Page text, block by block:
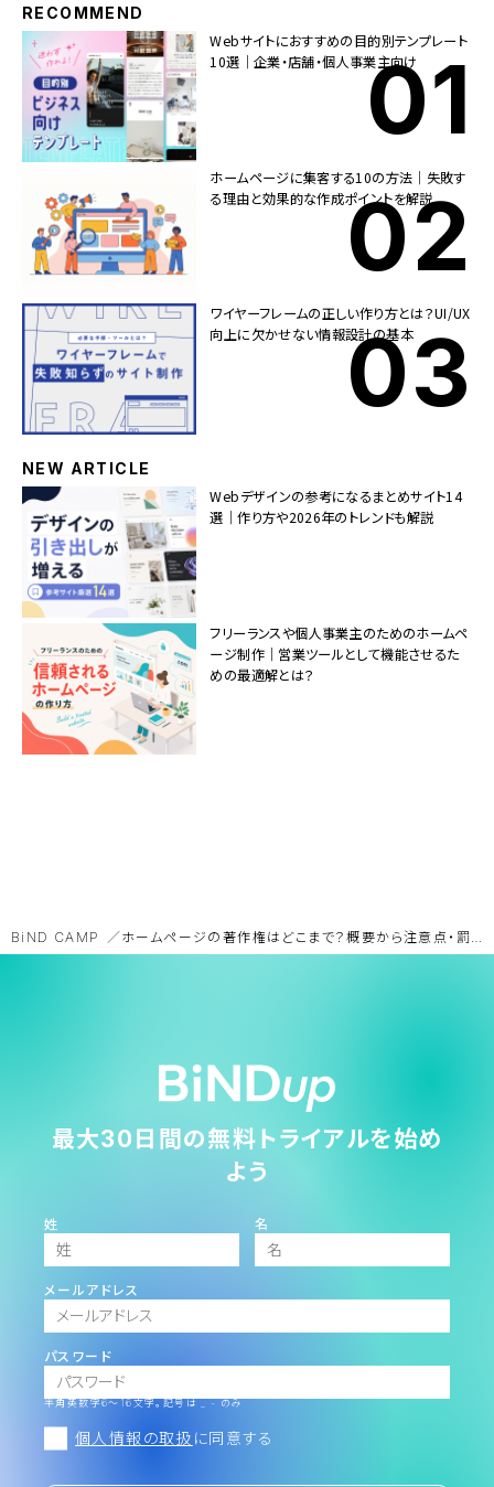
RECOMMEND
Webサイトにおすすめの目的別テンプレート
10選｜企業・店舗・個人事業主向け
ホームページに集客する10の方法｜失敗す
る理由と効果的な作成ポイントを解説
ワイヤーフレームの正しい作り方とは？UI/UX
向上に欠かせない情報設計の基本
NEW ARTICLE
Webデザインの参考になるまとめサイト14
選｜作り方や2026年のトレンドも解説
フリーランスや個人事業主のためのホームペ
ージ制作｜営業ツールとして機能させるた
めの最適解とは？
BiND CAMP
最大30日間の無料トライアルを始め
よう
姓 名
メールアドレス
パスワード
半角英数字6～16文字。記号は _ - のみ
個人情報の取扱 に同意する